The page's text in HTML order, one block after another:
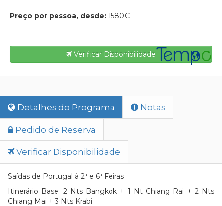
Preço por pessoa, desde: 1580€
Verificar Disponibilidade
Detalhes do Programa Notas
Pedido de Reserva
Verificar Disponibilidade
Saídas de Portugal à 2ª e 6ª Feiras
Itinerário Base: 2 Nts Bangkok + 1 Nt Chiang Rai + 2 Nts
Chiang Mai + 3 Nts Krabi